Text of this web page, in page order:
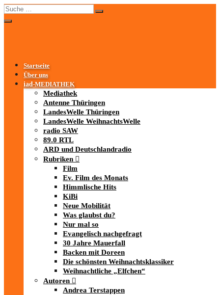
Startseite
Über uns
iad-MEDIATHEK
Mediathek
Antenne Thüringen
LandesWelle Thüringen
LandesWelle WeihnachtsWelle
radio SAW
89.0 RTL
ARD und Deutschlandradio
Rubriken
Film
Ev. Film des Monats
Himmlische Hits
KiBi
Neue Mobilität
Was glaubst du?
Nur mal so
Evangelisch nachgefragt
30 Jahre Mauerfall
Backen mit Doreen
Die schönsten Weihnachtsklassiker
Weihnachtliche „Elfchen“
Autoren
Andrea Terstappen